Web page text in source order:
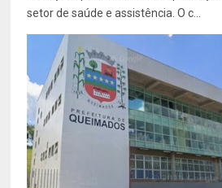
setor de saúde e assistência. O c...